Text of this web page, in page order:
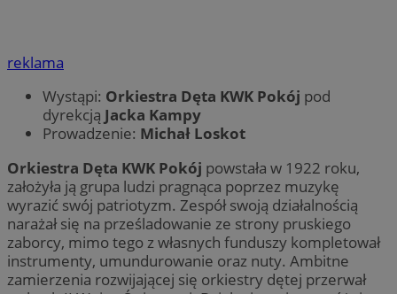
reklama
Wystąpi: Orkiestra Dęta KWK Pokój pod
dyrekcją Jacka Kampy
Prowadzenie: Michał Loskot
Orkiestra Dęta KWK Pokój powstała w 1922 roku,
założyła ją grupa ludzi pragnąca poprzez muzykę
wyrazić swój patriotyzm. Zespół swoją działalnością
narażał się na prześladowanie ze strony pruskiego
zaborcy, mimo tego z własnych funduszy kompletował
instrumenty, umundurowanie oraz nuty. Ambitne
zamierzenia rozwijającej się orkiestry dętej przerwał